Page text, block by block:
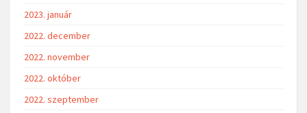
2023. január
2022. december
2022. november
2022. október
2022. szeptember